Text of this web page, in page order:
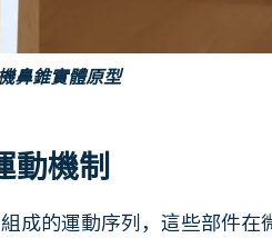
鼻錐實體原型
動機制
成的運動序列，這些部件